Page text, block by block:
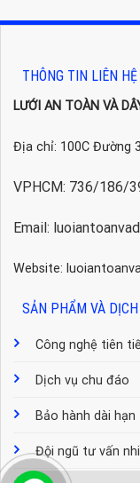
THÔNG TIN LIÊN HỆ
LƯỚI AN TOÀN VÀ
Địa chỉ: 100C Đường
VPHCM: 736/186/
Email:
Website:
SẢN PHẨM VÀ DỊCH
Công nghệ tiên
Dịch vụ chu đáo
Bảo hành dài hạn
Đội ngũ tư vấn